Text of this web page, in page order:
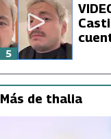
5
Más de thalia